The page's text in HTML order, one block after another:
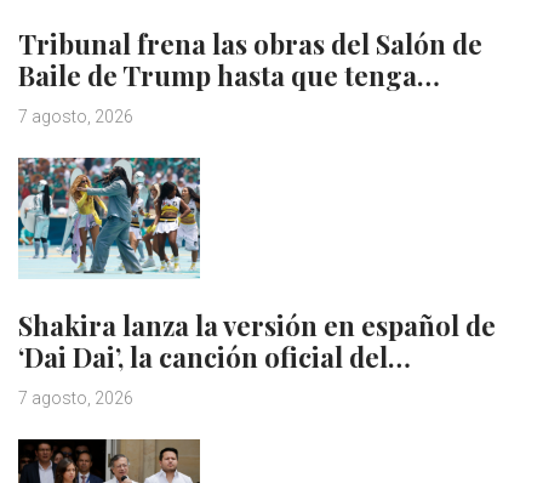
Tribunal frena las obras del Salón de
Baile de Trump hasta que tenga…
7 agosto, 2026
Shakira lanza la versión en español de
‘Dai Dai’, la canción oficial del…
7 agosto, 2026